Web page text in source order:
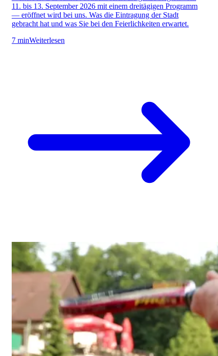
11. bis 13. September 2026 mit einem dreitägigen Programm
— eröffnet wird bei uns. Was die Eintragung der Stadt
gebracht hat und was Sie bei den Feierlichkeiten erwartet.
7 minWeiterlesen